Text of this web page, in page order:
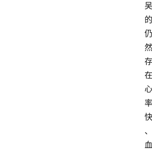
吴
的
仍
然
存
在
心
率
快
、
血